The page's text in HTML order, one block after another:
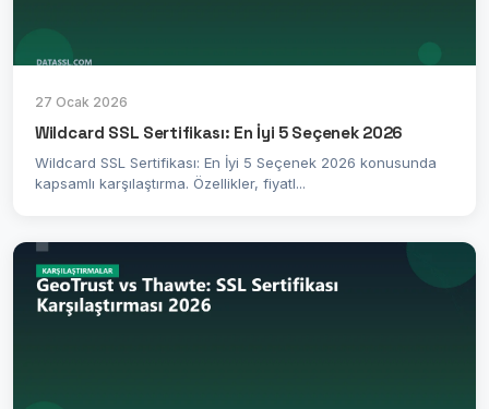
27 Ocak 2026
Wildcard SSL Sertifikası: En İyi 5 Seçenek 2026
Wildcard SSL Sertifikası: En İyi 5 Seçenek 2026 konusunda
kapsamlı karşılaştırma. Özellikler, fiyatl...